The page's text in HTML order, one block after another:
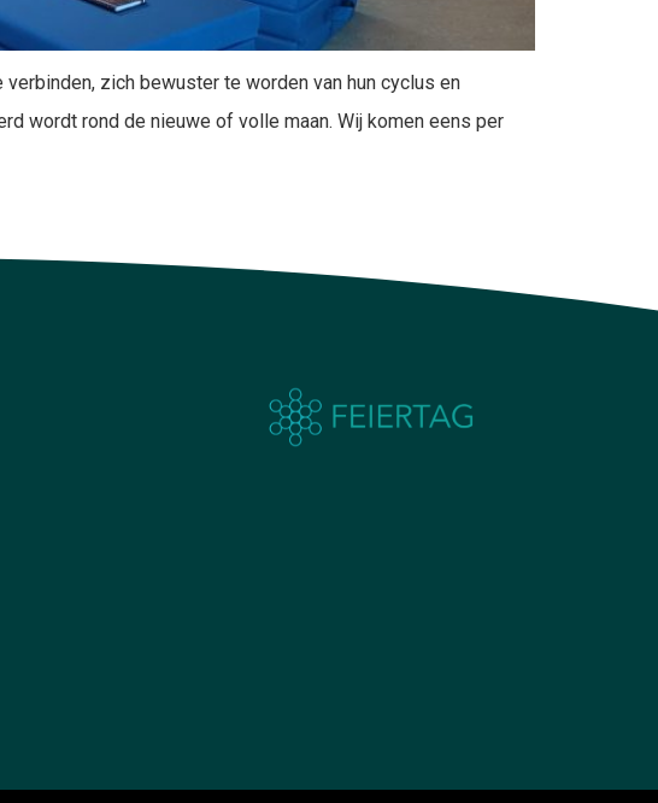
zich bewuster te worden van hun cyclus en
wordt rond de nieuwe of volle maan. Wij komen eens per